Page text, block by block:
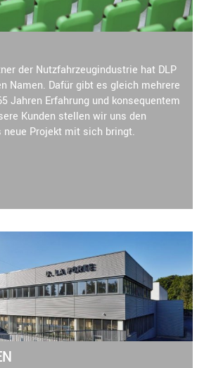
der Nutzfahrzeugindustrie hat DLP
Namen. Dafür gibt es gleich mehrere
Jahren Erfahrung und konsequentem
Kunden stellen wir uns den
neue Projekt mit sich bringt.